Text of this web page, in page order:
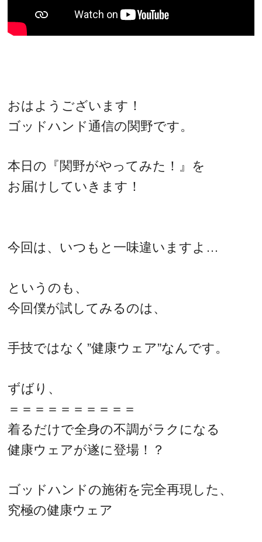
おはようございます！
ゴッドハンド通信の関野です。
本日の『関野がやってみた！』を
お届けしていきます！
今回は、いつもと一味違いますよ…
というのも、
今回僕が試してみるのは、
手技ではなく”健康ウェア”なんです。
ずばり、
＝＝＝＝＝＝＝＝＝＝
着るだけで全身の不調がラクになる
健康ウェアが遂に登場！？
ゴッドハンドの施術を完全再現した、
究極の健康ウェア